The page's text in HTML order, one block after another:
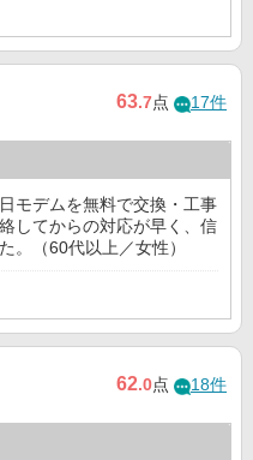
63.7点 17件
モデムを無料で交換・工事
してからの対応が早く、信
。（60代以上／女性）
62.0点 18件